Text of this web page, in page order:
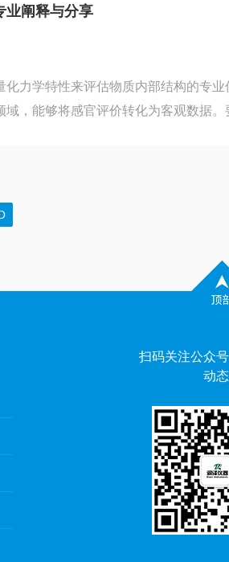
杂预处理等优势，可用于检测润滑油
业阐释与分享
力学特性来评估物质内部结构的专业
，能够将感官评价转化为客观数据。
作，为测试提供可靠的物理基础。2
扫码关注公众
动态